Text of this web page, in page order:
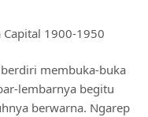
Capital 1900-1950
membuka-buka
lembarnya begitu
berwarna. Ngarep